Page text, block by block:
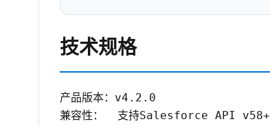
技术规格
产品版本：v4.2.0
兼容性：  支持Salesforce API v58+